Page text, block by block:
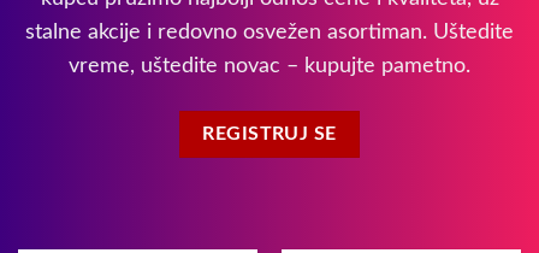
stalne akcije i redovno osvežen asortiman. Uštedite
vreme, uštedite novac – kupujte pametno.
REGISTRUJ SE